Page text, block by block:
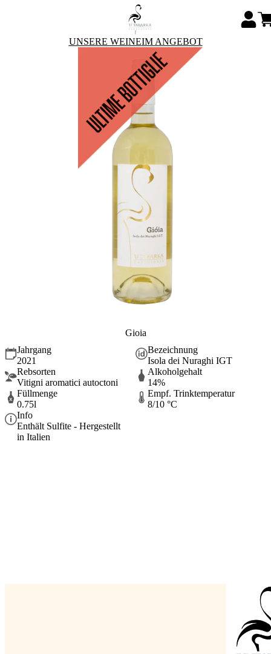
UNSERE WEINEIM ANGEBOT
Gioia
Jahrgang
2021
Bezeichnung
Isola dei Nuraghi IGT
Rebsorten
Vitigni aromatici autoctoni
Alkoholgehalt
14%
Füllmenge
0.75l
Empf. Trinktemperatur
8/10 °C
Info
Enthält Sulfite - Hergestellt
in Italien